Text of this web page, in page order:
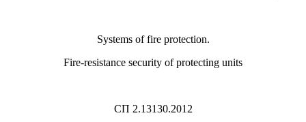
Systems of fire protection.
Fire-resistance security of protecting units
СП 2.13130.2012